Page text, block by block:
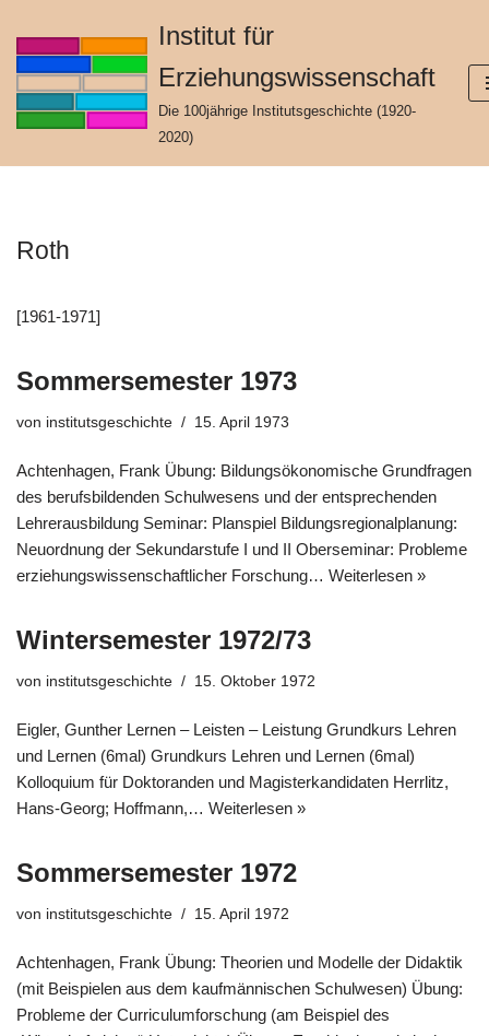
Zum
springen
Institut für
Erziehungswissenschaft
Die 100jährige Institutsgeschichte (1920-
2020)
Roth
[1961-1971]
Sommersemester 1973
von institutsgeschichte 15. April 1973
Achtenhagen, Frank Übung: Bildungsökonomische Grundfragen
des berufsbildenden Schulwesens und der entsprechenden
Lehrerausbildung Seminar: Planspiel Bildungsregionalplanung:
Neuordnung der Sekundarstufe I und II Oberseminar: Probleme
erziehungswissenschaftlicher Forschung… Weiterlesen »
Wintersemester 1972/73
von institutsgeschichte 15. Oktober 1972
Eigler, Gunther Lernen – Leisten – Leistung Grundkurs Lehren
und Lernen (6mal) Grundkurs Lehren und Lernen (6mal)
Kolloquium für Doktoranden und Magisterkandidaten Herrlitz,
Hans-Georg; Hoffmann,… Weiterlesen »
Sommersemester 1972
von institutsgeschichte 15. April 1972
Achtenhagen, Frank Übung: Theorien und Modelle der Didaktik
(mit Beispielen aus dem kaufmännischen Schulwesen) Übung:
Probleme der Curriculumforschung (am Beispiel des